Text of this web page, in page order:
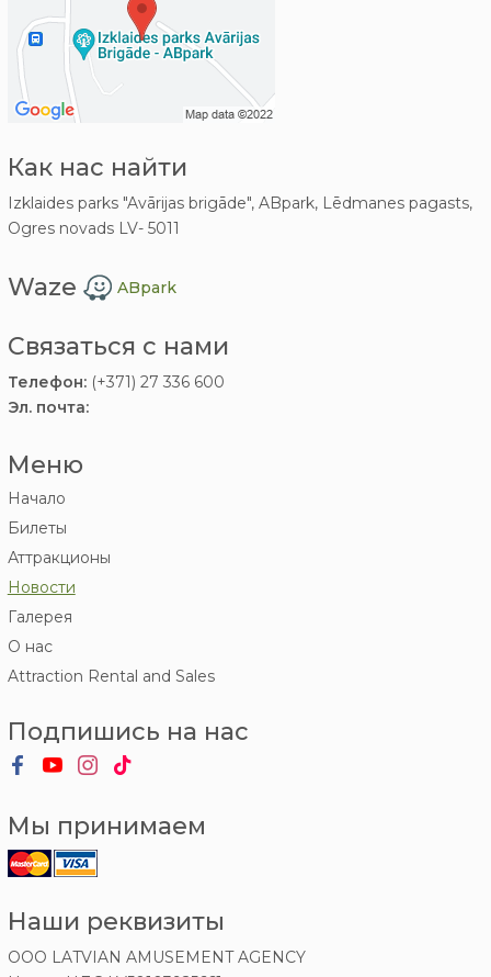
Как нас найти
Izklaides parks "Avārijas brigāde", ABpark, Lēdmanes pagasts,
Ogres novads LV- 5011
Waze ABpark
Связаться с нами
Телефон:(+371) 27 336 600
Эл. почта:
Меню
Начало
Билеты
Аттракционы
Новости
Галерея
О нас
Attraction Rental and Sales
Подпишись на нас
Мы принимаем
Наши реквизиты
OOO LATVIAN AMUSEMENT AGENCY